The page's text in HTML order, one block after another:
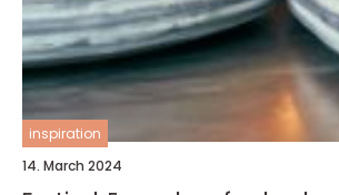
inspiration
14. March 2024